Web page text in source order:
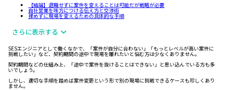
【結論】退職せずに案件を変えることは可能だが戦略が必要
自社営業を味方につける伝え方と交渉術
揉めずに現場を変えるための具体的な手順
さらに表示する
SESエンジニアとして働くなかで、「案件が自分に合わない」「もっとレベルが高い案件に
挑戦したい」など、契約期間の途中で現場を離れたいと悩む方は少なくありません。
契約期間などの仕組み上、「途中で案件を抜けることはできない」と思い込んでいる方も多
いでしょう。
しかし、適切な手順を踏めば案件変更という形で別の現場に挑戦できるケースも珍しくあり
ません。